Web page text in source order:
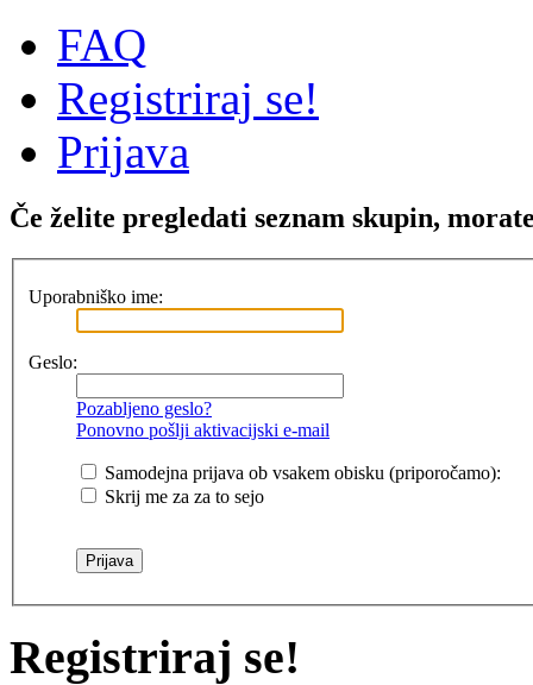
FAQ
Registriraj se!
Prijava
Če želite pregledati seznam skupin,
Uporabniško ime:
Geslo:
Pozabljeno geslo?
Ponovno pošlji aktivacijski e-mail
Samodejna prijava ob vsakem obisku (priporočamo):
Skrij me za za to sejo
Registriraj se!